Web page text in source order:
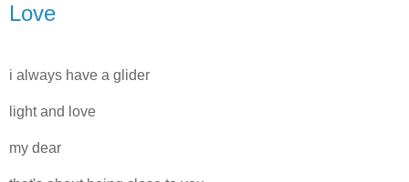
Love
i always have a glider
light and love
my dear